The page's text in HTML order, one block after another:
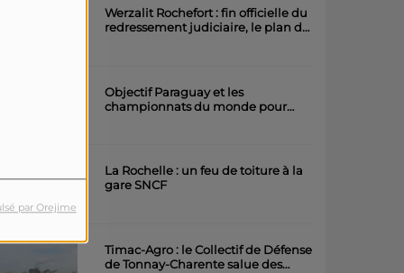
par Orejime
Werzalit Rochefort : fin officielle du
redressement judiciaire, le plan de
Objectif Paraguay et les
championnats du monde pour
La Rochelle : un feu de toiture à la
gare SNCF
Timac-Agro : le Collectif de Défense
de Tonnay-Charente salue des